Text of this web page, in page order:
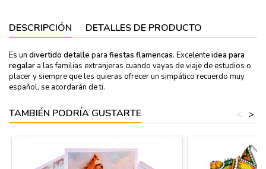
DESCRIPCIÓN DETALLES DE PRODUCTO
Es un divertido detalle para fiestas flamencas. Excelenteidea para
regalar a las familias extranjeras cuando vayas de viaje de estudios o
placer y siempre que les quieras ofrecer un simpático recuerdo muy
español, se acordarán de ti.
TAMBIÉN PODRÍA GUSTARTE >
<